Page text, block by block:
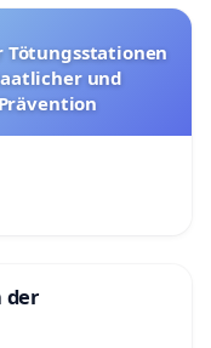
und
der